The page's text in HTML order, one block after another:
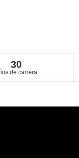
30
de carrera